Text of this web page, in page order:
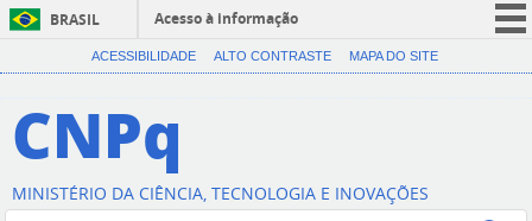
BRASIL
Acesso à informação
CORONAVÍRUS (COVID-19)
Canais
ACESSIBILIDADE ALTO CONTRASTE MAPA DO SITE
CNPq
MINISTÉRIO DA CIÊNCIA, TECNOLOGIA E INOVAÇÕES